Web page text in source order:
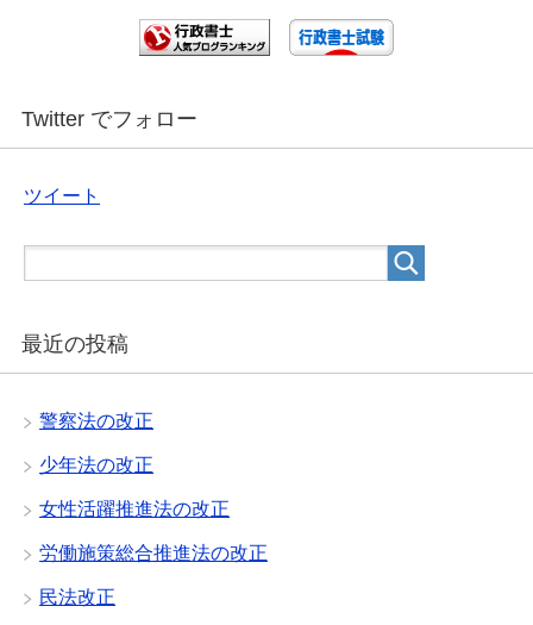
Twitter でフォロー
ツイート
最近の投稿
警察法の改正
少年法の改正
女性活躍推進法の改正
労働施策総合推進法の改正
民法改正